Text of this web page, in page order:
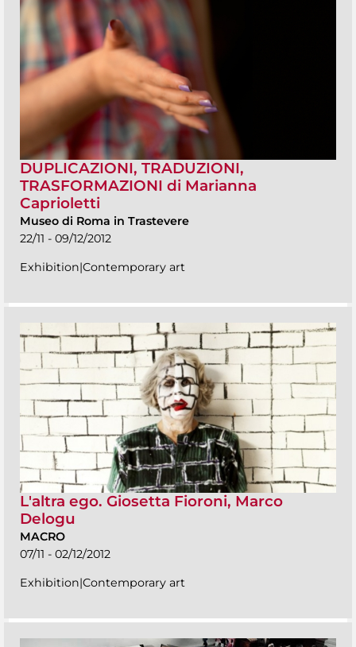
DUPLICAZIONI, TRADUZIONI,
TRASFORMAZIONI di Marianna
Caprioletti
Museo di Roma in Trastevere
22/11 - 09/12/2012
Exhibition|Contemporary art
L'altra ego. Giosetta Fioroni, Marco
Delogu
MACRO
07/11 - 02/12/2012
Exhibition|Contemporary art